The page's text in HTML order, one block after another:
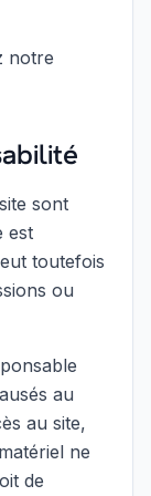
notre
sont
est
toutefois
ou
au
au site,
ne
de